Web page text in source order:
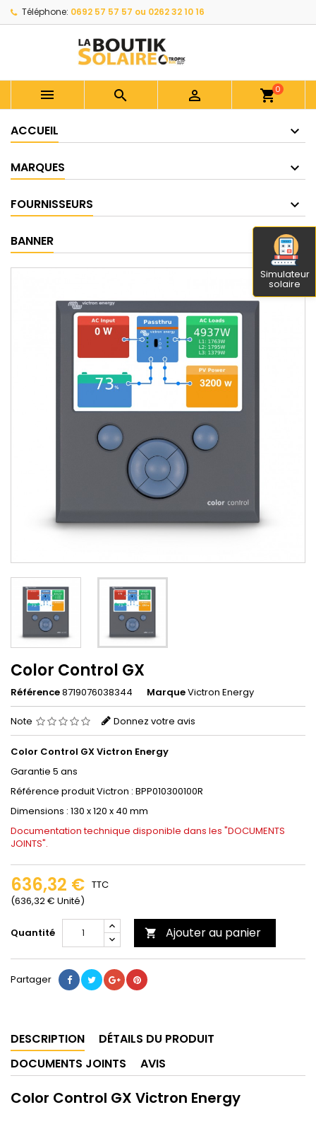
Téléphone: 0692 57 57 57 ou 0262 32 10 16
   shopping_cart0
ACCUEIL
MARQUES
FOURNISSEURS
BANNER
Color Control GX
Référence8719076038344 MarqueVictron Energy
Note Donnez votre avis
Color Control GX Victron Energy
Garantie 5 ans
Référence produit Victron : BPP010300100R
Dimensions : 130 x 120 x 40 mm
Documentation technique disponible dans les "DOCUMENTS
JOINTS".
636,32 €
(636,32 € Unité)
TTC
Quantité  Ajouter au panier
Partager
DESCRIPTION
DÉTAILS DU PRODUIT
DOCUMENTS JOINTS
AVIS
Color Control GX Victron Energy
Simulateur
solaire